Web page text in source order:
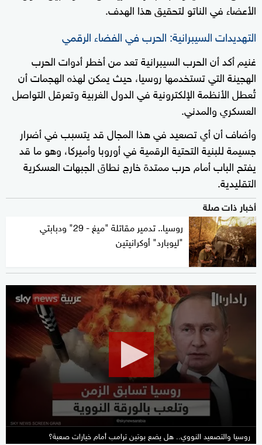
الأعضاء في الناتو لتحقيق هذا الهدف.
التهديدات السيبرانية: الحرب في الفضاء الرقمي
غنيم أكد أن الحرب السيبرانية تعد من أخطر أدوات الحرب
الهجينة التي تستخدمها روسيا، حيث يمكن لهذه الهجمات أن
تُعطل الأنظمة الإلكترونية في الدول الغربية وتعرقل التواصل
العسكري والمدني.
وأضاف أن أي تصعيد في هذا المجال قد يتسبب في أضرار
جسيمة للبنية التحتية الرقمية في أوروبا وأميركا، وهو ما قد
يفتح الباب أمام حرب ممتدة خارج نطاق الجبهات العسكرية
التقليدية.
أخبار ذات صلة
روسيا.. تدمير مقاتلة "ميغ - 29" ودبابتي
"ليوبارد" أوكرانيتين
seconds
minutes,
روسيا والتصعيد النووي.. هل يضع بوتين ترامب أمام خيارات صعبة؟